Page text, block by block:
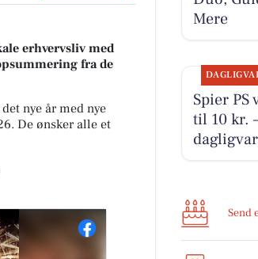
erhvervsliv med
fra de
nye år med nye
De ønsker alle et
Mere
Spier
til 10 kr.
Send